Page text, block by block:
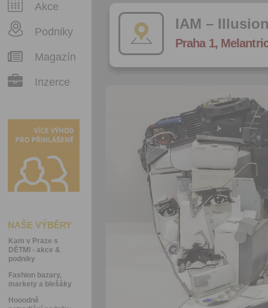
Akce
Podniky
Magazín
Inzerce
NAŠE VÝBĚRY
Kam v Praze s
DĚTMI - akce &
podniky
Fashion bazary,
markety a blešáky
Hooodně
IAM –
Praha 1,